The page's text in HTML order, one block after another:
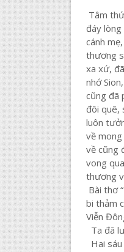
Tâm
đáy
cánh
thương
xa xứ,
nhớ
cũng đã
đôi quê,
luôn
về
về cũng
vong
thương
Bài thơ
bi thảm
Viễn
Ta đã
Hai